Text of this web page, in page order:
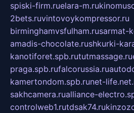
spiski-firm.ruelara-m.ru
2bets.ruvintovoykompressor.ru
birminghamvsfulham.rusarmat-
amadis-chocolate.rushkurki-
kanotiforet.spb.rututmassage.ru
praga.spb.rufalcorussia.ru
kamertondom.spb.runet-
sakhcamera.rualliance-
controlweb1.rutdsak74.ru